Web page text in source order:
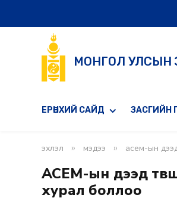
МОНГОЛ УЛСЫН
ЕРӨНХИЙ САЙД ЗАСГИЙН
эхлэл » мэдээ » асем-ын
АСЕМ-ын дээд
хурал боллоо